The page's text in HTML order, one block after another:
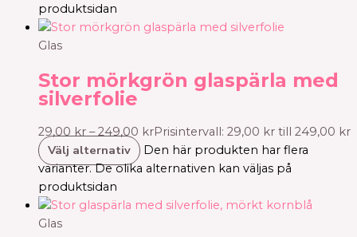
produktsidan
Glas
Stor mörkgrön glaspärla med
silverfolie
29,00 kr – 249,00 krPrisintervall: 29,00 kr till 249,00 kr
Välj alternativ
Den här produkten har flera
varianter. De olika alternativen kan väljas på
produktsidan
Glas